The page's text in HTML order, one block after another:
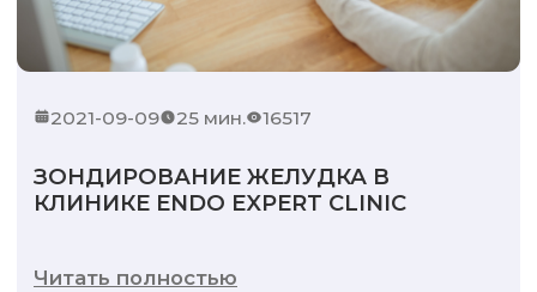
2021-09-09 25 мин. 16517
ЗОНДИРОВАНИЕ ЖЕЛУДКА В
КЛИНИКЕ ENDO EXPERT CLINIC
Читать полностью